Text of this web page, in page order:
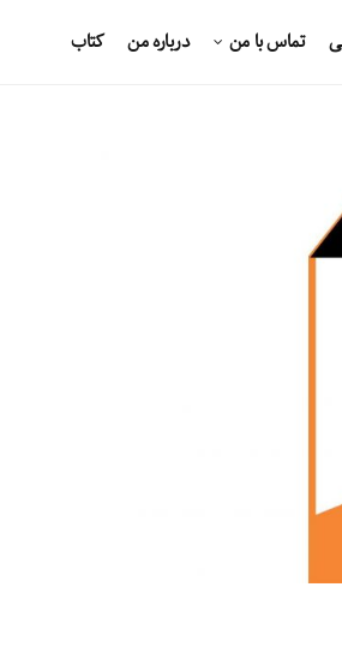
تماس با من درباره من کتاب